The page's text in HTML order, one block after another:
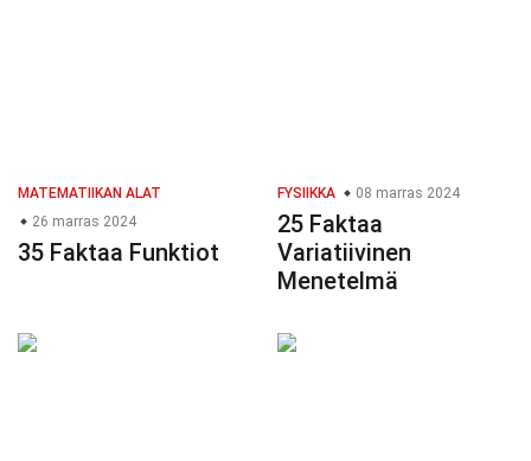
MATEMATIIKAN ALAT
26 marras 2024
35 Faktaa Funktiot
FYSIIKKA 08 marras 2024
25 Faktaa
Variatiivinen
Menetelmä